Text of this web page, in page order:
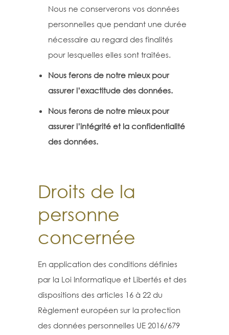
Nous ne conserverons vos données
personnelles que pendant une durée
nécessaire au regard des finalités
pour lesquelles elles sont traitées.
Nous ferons de notre mieux pour
assurer l’exactitude des données.
Nous ferons de notre mieux pour
assurer l’intégrité et la confidentialité
des données.
Droits de la
personne
concernée
En application des conditions définies
par la Loi Informatique et Libertés et des
dispositions des articles 16 à 22 du
Règlement européen sur la protection
des données personnelles UE 2016/679